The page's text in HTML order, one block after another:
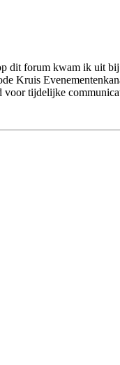
dit forum kwam ik uit
Kruis
tijdelijke